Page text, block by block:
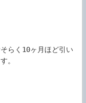
らく10ヶ月ほど引い
。